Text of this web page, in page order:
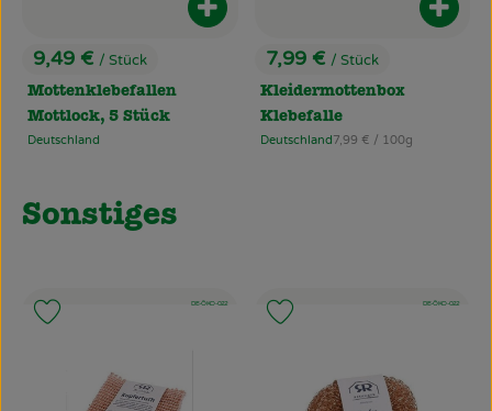
, Preis:
9,49 € / Stück
Mottenklebefallen
Mottlock, 5 Stück
, Herkunft:
Deutschland
Produkt zum Warenkorb
, Preis:
7,99 € / Stück
Kleidermottenbox
Klebefalle
, Herkunft:
Deutschland, Referenzpreis:
7,99 € / 100g
Sonstiges
, Kontrollstelle:
DE-ÖKO-022
Produkt zu Favouriten hinzufügen
, Verband:
, Kontrollstelle:
DE-ÖKO-022